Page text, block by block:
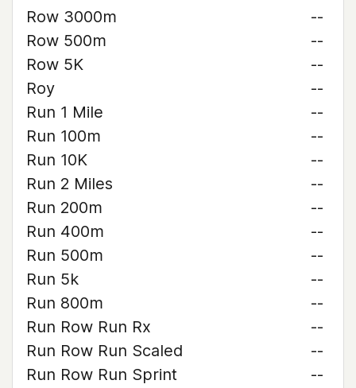
Row 3000m
--
Row 500m
--
Row 5K
--
Roy
--
Run 1 Mile
--
Run 100m
--
Run 10K
--
Run 2 Miles
--
Run 200m
--
Run 400m
--
Run 500m
--
Run 5k
--
Run 800m
--
Run Row Run Rx
--
Run Row Run Scaled
--
Run Row Run Sprint
--